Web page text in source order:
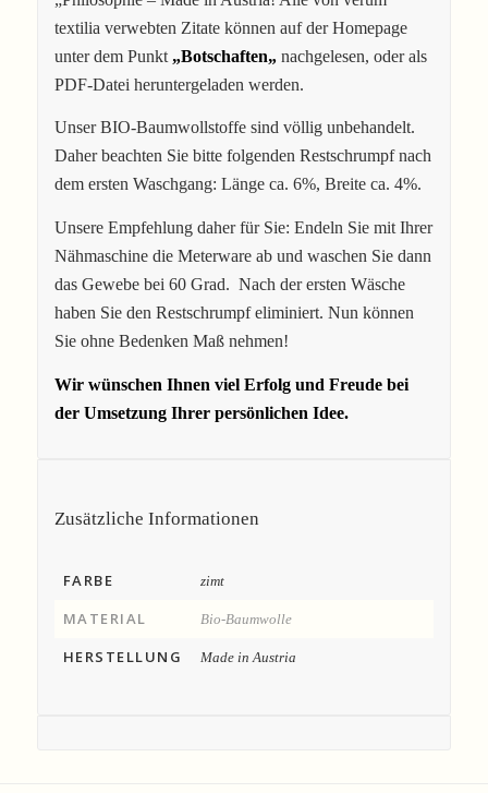
textilia verwebten Zitate können auf der Homepage
unter dem Punkt „Botschaften„nachgelesen, oder als
PDF-Datei heruntergeladen werden.
Unser BIO-Baumwollstoffe sind völlig unbehandelt.
Daher beachten Sie bitte folgenden Restschrumpf nach
dem ersten Waschgang: Länge ca. 6%, Breite ca. 4%.
Unsere Empfehlung daher für Sie: Endeln Sie mit Ihrer
Nähmaschine die Meterware ab und waschen Sie dann
das Gewebe bei 60 Grad. Nach der ersten Wäsche
haben Sie den Restschrumpf eliminiert. Nun können
Sie ohne Bedenken Maß nehmen!
Wir wünschen Ihnen viel Erfolg und Freude bei
der Umsetzung Ihrer persönlichen Idee.
Zusätzliche Informationen
FARBE zimt
MATERIAL Bio-Baumwolle
HERSTELLUNG Made in Austria